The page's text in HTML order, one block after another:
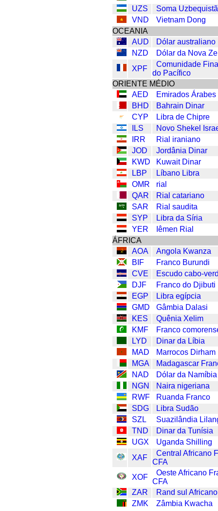
UZS
Soma
VND
Vietnam Dong
OCEANIA
AUD
Dólar australiano
NZD
Dólar da Nova
XPF
Comunidade
do Pacífico
ORIENTE MÉDIO
AED
Emirados
BHD
Bahrain Dinar
CYP
Libra de Chipre
ILS
Novo Shekel
IRR
Rial iraniano
JOD
Jordânia Dinar
KWD
Kuwait Dinar
LBP
Líbano Libra
OMR
rial
QAR
Rial catariano
SAR
Rial saudita
SYP
Libra da Síria
YER
Iêmen Rial
ÁFRICA
AOA
Angola Kwanza
BIF
Franco Burundi
CVE
Escudo cabo-
DJF
Franco do Djibuti
EGP
Libra egípcia
GMD
Gâmbia Dalasi
KES
Quênia Xelim
KMF
Franco
LYD
Dinar da Líbia
MAD
Marrocos Dirham
MGA
Madagascar
NAD
Dólar da Namíbia
NGN
Naira nigeriana
RWF
Ruanda Franco
SDG
Libra Sudão
SZL
Suazilândia
TND
Dinar da Tunísia
UGX
Uganda Shilling
XAF
Central Africano
CFA
XOF
Oeste Africano
CFA
ZAR
Rand sul Africano
ZMK
Zâmbia Kwacha